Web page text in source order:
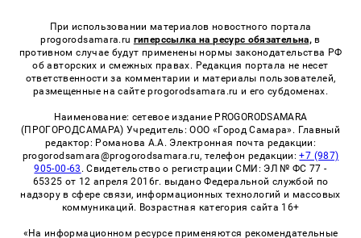
При использовании материалов новостного портала
progorodsamara.ru гиперссылка на ресурс обязательна, в
противном случае будут применены нормы законодательства РФ
об авторских и смежных правах. Редакция портала не несет
ответственности за комментарии и материалы пользователей,
размещенные на сайте progorodsamara.ru и его субдоменах.
Наименование: сетевое издание PROGORODSAMARA
(ПРОГОРОДСАМАРА) Учредитель: ООО «Город Самара». Главный
редактор: Романова А.А. Электронная почта редакции:
progorodsamara@progorodsamara.ru, телефон редакции:+7 (987)
905-00-63 . Свидетельство о регистрации СМИ: ЭЛ № ФС 77 -
65325 от 12 апреля 2016г. выдано Федеральной службой по
надзору в сфере связи, информационных технологий и массовых
коммуникаций. Возрастная категория сайта 16+
«На информационном ресурсе применяются рекомендательные